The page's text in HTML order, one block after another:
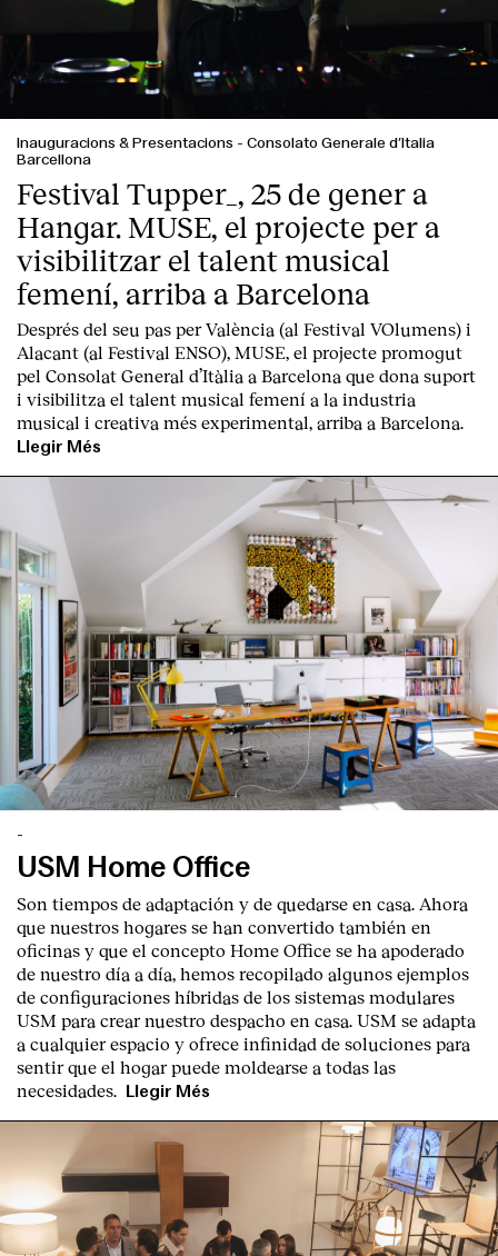
English Español Italiano Català
Inauguracions & Presentacions - Consolato Generale d’Italia
Barcellona
Festival Tupper_, 25 de gener a
Hangar. MUSE, el projecte per a
visibilitzar el talent musical
femení, arriba a Barcelona
Després del seu pas per València (al Festival VOlumens) i
Alacant (al Festival ENSO), MUSE, el projecte promogut
pel Consolat General d’Itàlia a Barcelona que dona suport
i visibilitza el talent musical femení a la industria
musical i creativa més experimental, arriba a Barcelona.
Llegir Més
-
USM Home Office
Son tiempos de adaptación y de quedarse en casa. Ahora
que nuestros hogares se han convertido también en
oficinas y que el concepto Home Office se ha apoderado
de nuestro día a día, hemos recopilado algunos ejemplos
de configuraciones híbridas de los sistemas modulares
USM para crear nuestro despacho en casa. USM se adapta
a cualquier espacio y ofrece infinidad de soluciones para
sentir que el hogar puede moldearse a todas las
necesidades.
Llegir Més